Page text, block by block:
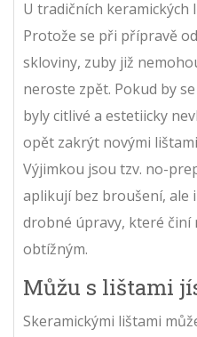
U tradičních keramických
Protože se při přípravě
skloviny, zuby již
neroste zpět. Pokud by
byly citlivé a estetiicky
opět zakrýt novými
Výjimkou jsou tzv. no-
aplikují bez broušení, ale
drobné úpravy, které činí
obtížným.
Můžu s lištami
Skeramickými lištami